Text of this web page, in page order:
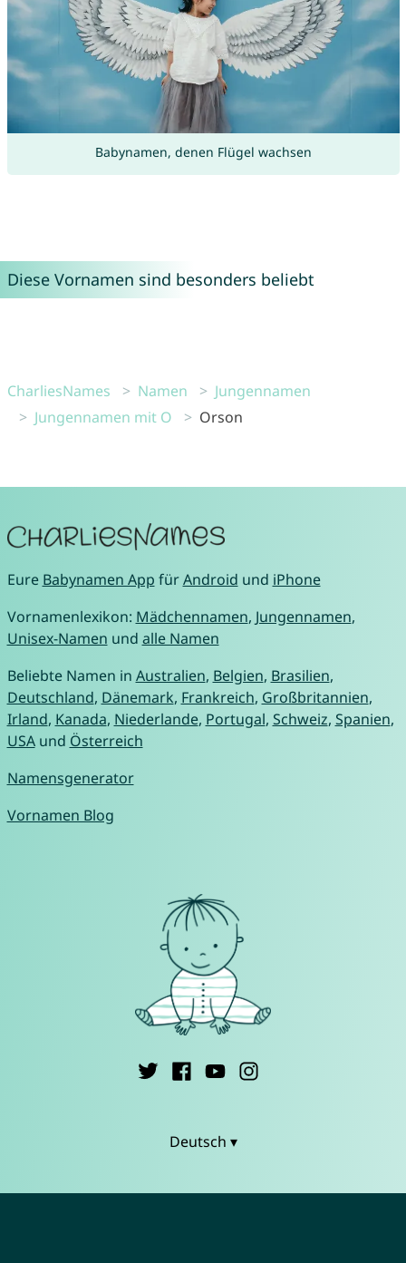
Babynamen, denen Flügel wachsen
Diese Vornamen sind besonders beliebt
CharliesNames Namen
Jungennamen
Jungennamen mit O
Orson
Eure Babynamen App fürAndroid und iPhone
Vornamenlexikon: Mädchennamen, Jungennamen,
Unisex-Namen und alle Namen
Beliebte Namen in Australien, Belgien, Brasilien,
Deutschland, Dänemark, Frankreich, Großbritannien,
Irland, Kanada, Niederlande, Portugal, Schweiz, Spanien,
USAund Österreich
Namensgenerator
Vornamen Blog
Deutsch ▾